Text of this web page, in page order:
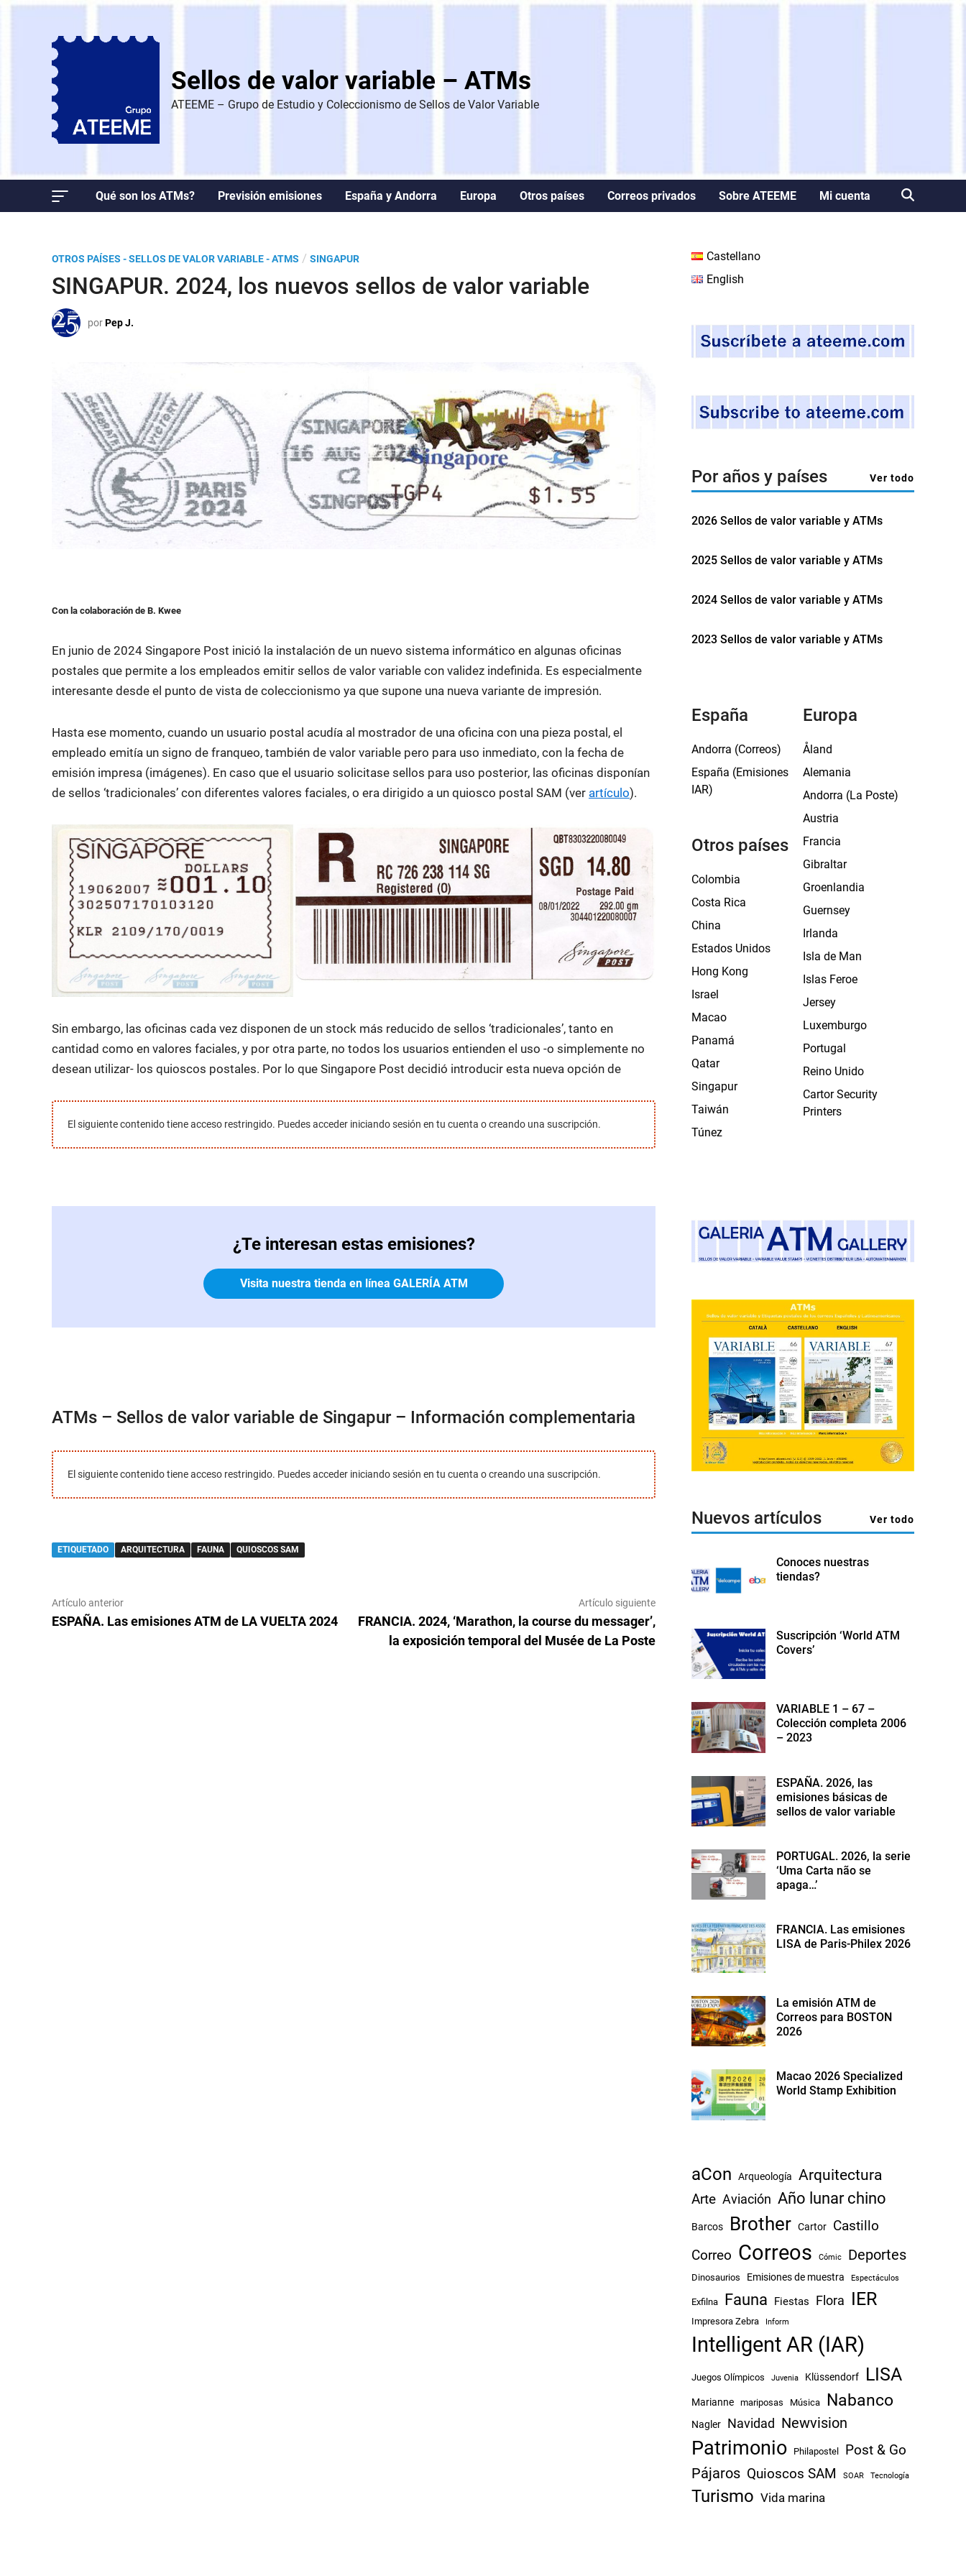
Saltar
Sellos de valor variable – ATMs
ATEEME – Grupo de Estudio y Coleccionismo de Sellos de Valor Variable
Qué son los ATMs? Previsión emisiones España y Andorra Europa Otros países Correos privados Sobre ATEEME Mi cuenta
P
u
b
l
OTROS PAÍSES - SELLOS DE VALOR VARIABLE - ATMS / SINGAPUR
SINGAPUR. 2024, los nuevos sellos de valor variable
porPep J.
Con la colaboración de B. Kwee
En junio de 2024 Singapore Post inició la instalación de un nuevo sistema informático en algunas oficinas
postales que permite a los empleados emitir sellos de valor variable con validez indefinida. Es especialmente
interesante desde el punto de vista de coleccionismo ya que supone una nueva variante de impresión.
Hasta ese momento, cuando un usuario postal acudía al mostrador de una oficina con una pieza postal, el
empleado emitía un signo de franqueo, también de valor variable pero para uso inmediato, con la fecha de
emisión impresa (imágenes). En caso que el usuario solicitase sellos para uso posterior, las oficinas disponían
de sellos ‘tradicionales’ con diferentes valores faciales, o era dirigido a un quiosco postal SAM (ver artículo).
Sin embargo, las oficinas cada vez disponen de un stock más reducido de sellos ‘tradicionales’, tanto en
cantidad como en valores faciales, y por otra parte, no todos los usuarios entienden el uso -o simplemente no
desean utilizar- los quioscos postales. Por lo que Singapore Post decidió introducir esta nueva opción de
El siguiente contenido tiene acceso restringido. Puedes acceder iniciando sesión en tu cuenta o creando una suscripción.
¿Te interesan estas emisiones?
Visita nuestra tienda en línea GALERÍA ATM
ATMs – Sellos de valor variable de Singapur – Información complementaria
El siguiente contenido tiene acceso restringido. Puedes acceder iniciando sesión en tu cuenta o creando una suscripción.
ETIQUETADO ARQUITECTURA FAUNA QUIOSCOS SAM
Navegación
de
Artículo anteriorArtículo
anterior:
ESPAÑA. Las emisiones ATM de LA VUELTA 2024
Artículo siguienteArtículo
FRANCIA. 2024, ‘Marathon, la course du messager’,
la exposición temporal del Musée de La Poste
Castellano
English
Por años y países Ver todo
2026 Sellos de valor variable y ATMs
2025 Sellos de valor variable y ATMs
2024 Sellos de valor variable y ATMs
2023 Sellos de valor variable y ATMs
España
Andorra (Correos)
España (Emisiones
IAR)
Otros países
Colombia
Costa Rica
China
Estados Unidos
Hong Kong
Israel
Macao
Panamá
Qatar
Singapur
Taiwán
Túnez
Europa
Åland
Alemania
Andorra (La Poste)
Austria
Francia
Gibraltar
Groenlandia
Guernsey
Irlanda
Isla de Man
Islas Feroe
Jersey
Luxemburgo
Portugal
Reino Unido
Cartor Security
Printers
Nuevos artículos Ver todo
Conoces nuestras
tiendas?
Suscripción ‘World ATM
Covers’
VARIABLE 1 – 67 –
Colección completa 2006
– 2023
ESPAÑA. 2026, las
emisiones básicas de
sellos de valor variable
PORTUGAL. 2026, la serie
‘Uma Carta não se
apaga…’
FRANCIA. Las emisiones
LISA de Paris-Philex 2026
La emisión ATM de
Correos para BOSTON
2026
Macao 2026 Specialized
World Stamp Exhibition
aCon Arqueología Arquitectura
Arte Aviación Año lunar chino
Barcos Brother Cartor
Castillo
Correo Correos Cómic Deportes
Dinosaurios Emisiones de muestra Espectáculos
Exfilna Fauna Fiestas Flora IER
Impresora Zebra Inform
Intelligent AR (IAR)
Juegos Olímpicos Juvenia Klüssendorf LISA
Marianne mariposas Música Nabanco
Nagler Navidad Newvision
Patrimonio Philapostel Post & Go
Pájaros Quioscos SAM SOAR Tecnología
Turismo Vida marina